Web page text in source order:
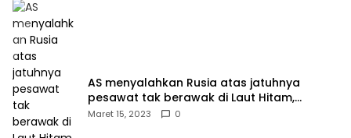
AS menyalahkan Rusia atas jatuhnya
pesawat tak berawak di Laut Hitam,
Moskow menyangkal
Maret 15, 2023 0